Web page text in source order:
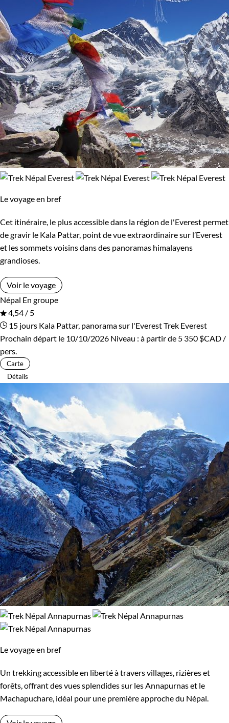
Le voyage en bref
Cet itinéraire, le plus accessible dans la région de l'Everest permet
de gravir le Kala Pattar, point de vue extraordinaire sur l’Everest
et les sommets voisins dans des panoramas himalayens
grandioses.
Voir le voyage
Népal En groupe
4,54 / 5
15 jours Kala Pattar, panorama sur l'EverestTrek Everest
Prochain départ le 10/10/2026 Niveau : à partir de 5 350 $CAD /
pers.
Carte
Détails
Le voyage en bref
Un trekking accessible en liberté à travers villages, rizières et
forêts, offrant des vues splendides sur les Annapurnas et le
Machapuchare, idéal pour une première approche du Népal.